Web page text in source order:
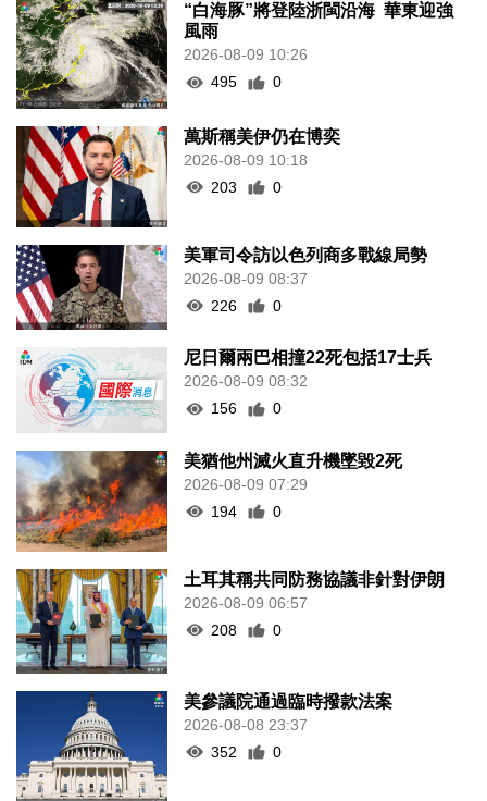
“白海豚”將登陸浙閩沿海 華東迎強
風雨
2026-08-09 10:26
495
0
萬斯稱美伊仍在博奕
2026-08-09 10:18
203
0
美軍司令訪以色列商多戰線局勢
2026-08-09 08:37
226
0
尼日爾兩巴相撞22死包括17士兵
2026-08-09 08:32
156
0
美猶他州滅火直升機墜毀2死
2026-08-09 07:29
194
0
土耳其稱共同防務協議非針對伊朗
2026-08-09 06:57
208
0
美參議院通過臨時撥款法案
2026-08-08 23:37
352
0